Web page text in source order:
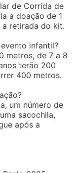
de Corrida de
a doação de 1
a retirada do kit.
infantil?
metros, de 7 a 8
terão 200
400 metros.
um número de
sacochila,
após a